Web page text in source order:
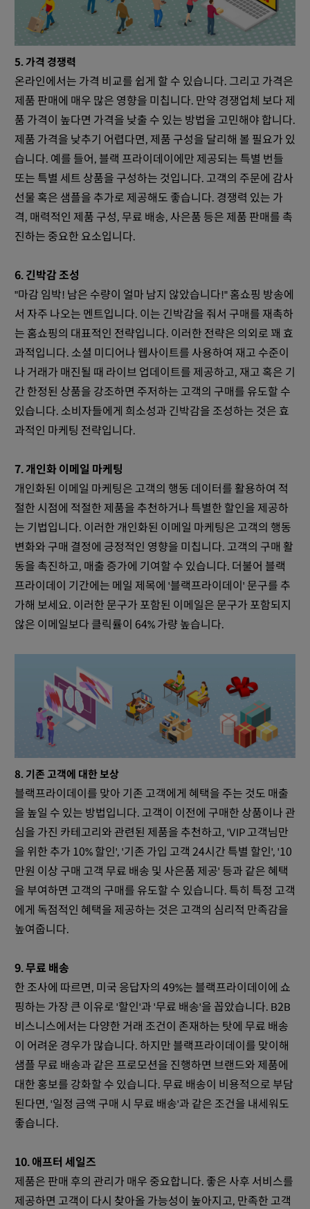
5. 가격 경쟁력
온라인에서는 가격 비교를 쉽게 할 수 있습니다. 그리고 가격은
제품 판매에 매우 많은 영향을 미칩니다. 만약 경쟁업체 보다 제
품 가격이 높다면 가격을 낮출 수 있는 방법을 고민해야 합니다.
제품 가격을 낮추기 어렵다면, 제품 구성을 달리해 볼 필요가 있
습니다. 예를 들어, 블랙 프라이데이에만 제공되는 특별 번들
또는 특별 세트 상품을 구성하는 것입니다. 고객의 주문에 감사
선물 혹은 샘플을 추가로 제공해도 좋습니다. 경쟁력 있는 가
격, 매력적인 제품 구성, 무료 배송, 사은품 등은 제품 판매를 촉
진하는 중요한 요소입니다.
6. 긴박감 조성
"마감 임박! 남은 수량이 얼마 남지 않았습니다!" 홈쇼핑 방송에
서 자주 나오는 멘트입니다. 이는 긴박감을 줘서 구매를 재촉하
는 홈쇼핑의 대표적인 전략입니다. 이러한 전략은 의외로 꽤 효
과적입니다. 소셜 미디어나 웹사이트를 사용하여 재고 수준이
나 거래가 매진될 때 라이브 업데이트를 제공하고, 재고 혹은 기
간 한정된 상품을 강조하면 주저하는 고객의 구매를 유도할 수
있습니다. 소비자들에게 희소성과 긴박감을 조성하는 것은 효
과적인 마케팅 전략입니다.
7. 개인화 이메일 마케팅
개인화된 이메일 마케팅은 고객의 행동 데이터를 활용하여 적
절한 시점에 적절한 제품을 추천하거나 특별한 할인을 제공하
는 기법입니다. 이러한 개인화된 이메일 마케팅은 고객의 행동
변화와 구매 결정에 긍정적인 영향을 미칩니다. 고객의 구매 활
동을 촉진하고, 매출 증가에 기여할 수 있습니다. 더불어 블랙
프라이데이 기간에는 메일 제목에 '블랙프라이데이' 문구를 추
가해 보세요. 이러한 문구가 포함된 이메일은 문구가 포함되지
않은 이메일보다 클릭률이 64% 가량 높습니다.
8. 기존 고객에 대한 보상
블랙프라이데이를 맞아 기존 고객에게 혜택을 주는 것도 매출
을 높일 수 있는 방법입니다. 고객이 이전에 구매한 상품이나 관
심을 가진 카테고리와 관련된 제품을 추천하고, 'VIP 고객님만
을 위한 추가 10% 할인', '기존 가입 고객 24시간 특별 할인', '10
만원 이상 구매 고객 무료 배송 및 사은품 제공' 등과 같은 혜택
을 부여하면 고객의 구매를 유도할 수 있습니다. 특히 특정 고객
에게 독점적인 혜택을 제공하는 것은 고객의 심리적 만족감을
높여줍니다.
9. 무료 배송
한 조사에 따르면, 미국 응답자의 49%는 블랙프라이데이에 쇼
핑하는 가장 큰 이유로 '할인'과 '무료 배송'을 꼽았습니다. B2B
비스니스에서는 다양한 거래 조건이 존재하는 탓에 무료 배송
이 어려운 경우가 많습니다. 하지만 블랙프라이데이를 맞이해
샘플 무료 배송과 같은 프로모션을 진행하면 브랜드와 제품에
대한 홍보를 강화할 수 있습니다. 무료 배송이 비용적으로 부담
된다면, '일정 금액 구매 시 무료 배송'과 같은 조건을 내세워도
좋습니다.
10. 애프터 세일즈
제품은 판매 후의 관리가 매우 중요합니다. 좋은 사후 서비스를
제공하면 고객이 다시 찾아올 가능성이 높아지고, 만족한 고객